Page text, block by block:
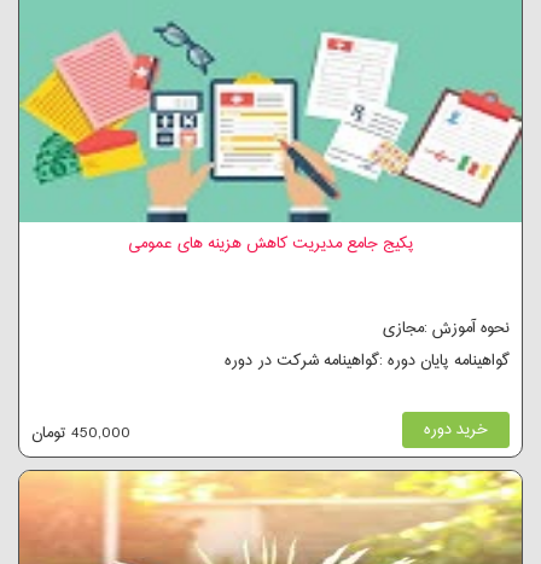
پکیج جامع مدیریت کاهش هزینه های عمومی
نحوه آموزش :مجازی
گواهینامه پایان دوره :گواهینامه شرکت در دوره
خرید دوره 450,000 تومان